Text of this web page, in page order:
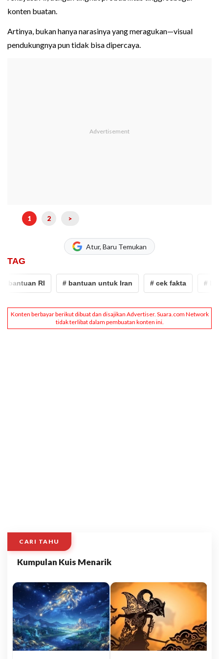
konten buatan.
Artinya, bukan hanya narasinya yang meragukan—visual
pendukungnya pun tidak bisa dipercaya.
1 2 >
Atur, Baru Temukan
TAG
RI # bantuan untuk Iran # cek fakta # Iran
CARI TAHU
Kumpulan Kuis Menarik